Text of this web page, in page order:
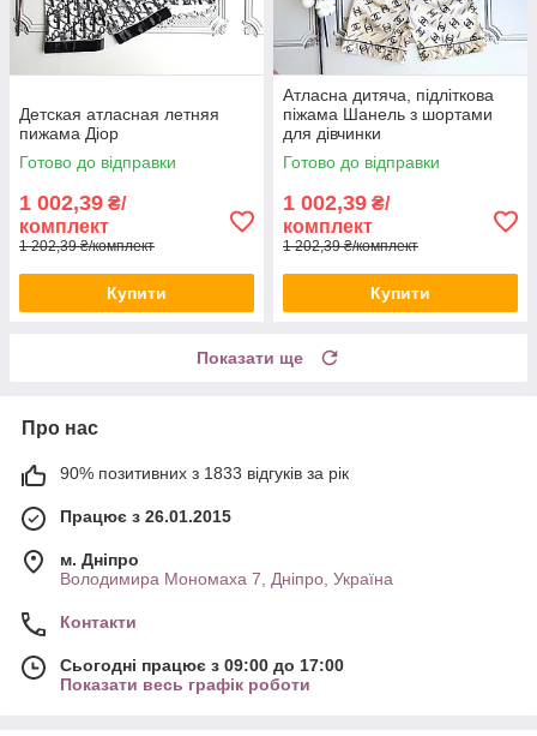
Детская атласная летняя
пижама Діор
Готово до відправки
1 002,39 ₴/
комплект
1 202,39 ₴/комплект
Купити
Атласна дитяча, підліткова
піжама Шанель з шортами
для дівчинки
Готово до відправки
1 002,39 ₴/
комплект
1 202,39 ₴/комплект
Купити
Показати ще
Про нас
90% позитивних з 1833 відгуків за рік
Працює з 26.01.2015
м. Дніпро
Володимира Мономаха 7, Дніпро, Україна
Контакти
Сьогодні працює з 09:00 до 17:00
Показати весь графік роботи